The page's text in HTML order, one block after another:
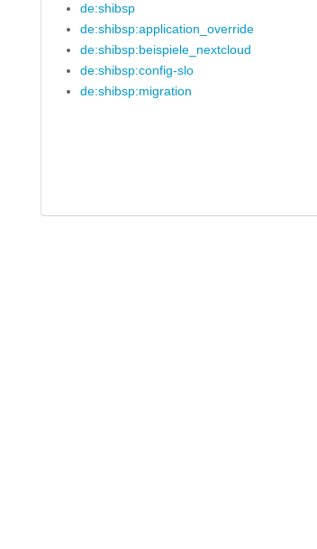
de:shibsp
de:shibsp:application_override
de:shibsp:beispiele_nextcloud
de:shibsp:config-slo
de:shibsp:migration